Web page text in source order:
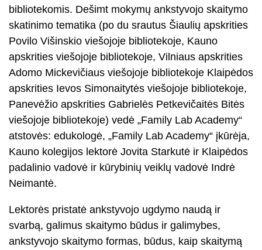
bibliotekomis. Dešimt mokymų ankstyvojo skaitymo
skatinimo tematika (po du srautus Šiaulių apskrities
Povilo Višinskio viešojoje bibliotekoje, Kauno
apskrities viešojoje bibliotekoje, Vilniaus apskrities
Adomo Mickevičiaus viešojoje bibliotekoje Klaipėdos
apskrities Ievos Simonaitytės viešojoje bibliotekoje,
Panevėžio apskrities Gabrielės Petkevičaitės Bitės
viešojoje bibliotekoje) vedė „Family Lab Academy“
atstovės: edukologė, „Family Lab Academy“ įkūrėja,
Kauno kolegijos lektorė Jovita Starkutė ir Klaipėdos
padalinio vadovė ir kūrybinių veiklų vadovė Indrė
Neimantė.
Lektorės pristatė ankstyvojo ugdymo naudą ir
svarbą, galimus skaitymo būdus ir galimybes,
ankstyvojo skaitymo formas, būdus, kaip skaitymą